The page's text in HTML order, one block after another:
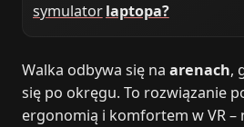
laptopa?
Walka odbywa się na arenach,
się po okręgu. To rozwiązanie
ergonomią i komfortem w VR